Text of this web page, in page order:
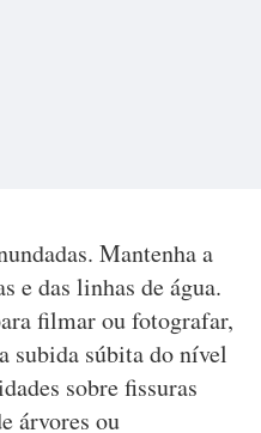
Mantenha a
e das linhas de água.
filmar ou fotografar,
subida súbita do nível
sobre fissuras
árvores ou